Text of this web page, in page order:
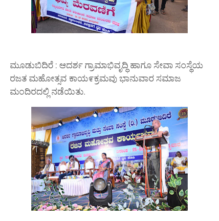
ಮೂಡುಬಿದಿರೆ : ಆದರ್ಶ ಗ್ರಾಮಾಭಿವೃದ್ಧಿ ಹಾಗೂ ಸೇವಾ ಸಂಸ್ಥೆಯ
ರಜತ ಮಹೋತ್ಸವ ಕಾಯ೯ಕ್ರಮವು ಭಾನುವಾರ ಸಮಾಜ
ಮಂದಿರದಲ್ಲಿ ನಡೆಯಿತು.